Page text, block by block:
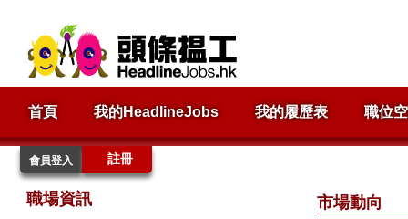
首頁 我的HeadlineJobs 我的履歷表 職位
會員登入 註冊
職場資訊 市場動向